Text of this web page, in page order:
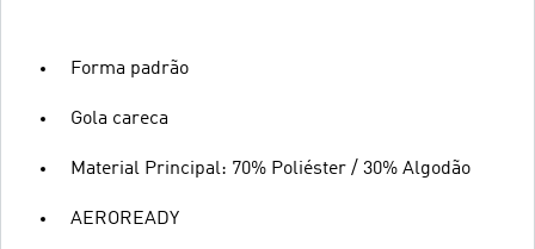
Forma padrão
Gola careca
Material Principal: 70% Poliéster / 30% Algodão
AEROREADY